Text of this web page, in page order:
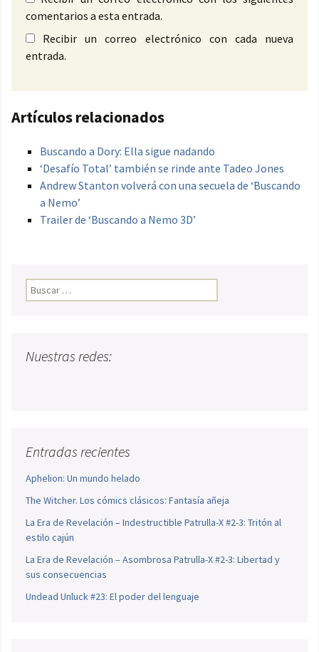
comentarios a esta entrada.
Recibir un correo electrónico con cada nueva
entrada.
Artículos relacionados
Buscando a Dory: Ella sigue nadando
‘Desafío Total’ también se rinde ante Tadeo Jones
Andrew Stanton volverá con una secuela de ‘Buscando
a Nemo’
Trailer de ‘Buscando a Nemo 3D’
Buscar:
Nuestras redes:
Entradas recientes
Aphelion: Un mundo helado
The Witcher. Los cómics clásicos: Fantasía añeja
La Era de Revelación – Indestructible Patrulla-X #2-3: Tritón al
estilo cajún
La Era de Revelación – Asombrosa Patrulla-X #2-3: Libertad y
sus consecuencias
Undead Unluck #23: El poder del lenguaje